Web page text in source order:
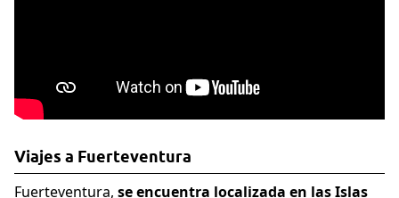
Viajes a Fuerteventura
Fuerteventura, se encuentra localizada en las Islas